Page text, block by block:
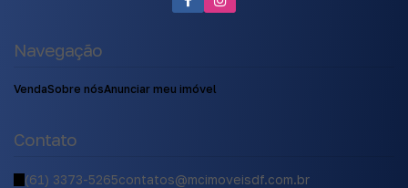
Navegação
VendaSobre nósAnunciar meu imóvel
Contato
(61) 3373-5265contatos@mcimoveisdf.com.br